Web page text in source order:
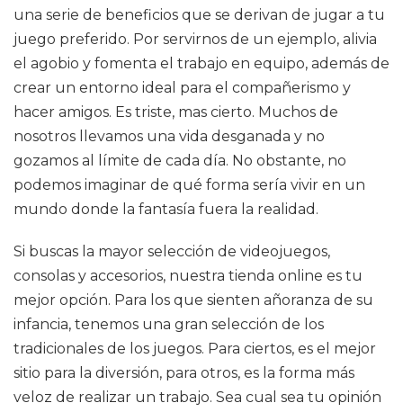
una serie de beneficios que se derivan de jugar a tu
juego preferido. Por servirnos de un ejemplo, alivia
el agobio y fomenta el trabajo en equipo, además de
crear un entorno ideal para el compañerismo y
hacer amigos. Es triste, mas cierto. Muchos de
nosotros llevamos una vida desganada y no
gozamos al límite de cada día. No obstante, no
podemos imaginar de qué forma sería vivir en un
mundo donde la fantasía fuera la realidad.
Si buscas la mayor selección de videojuegos,
consolas y accesorios, nuestra tienda online es tu
mejor opción. Para los que sienten añoranza de su
infancia, tenemos una gran selección de los
tradicionales de los juegos. Para ciertos, es el mejor
sitio para la diversión, para otros, es la forma más
veloz de realizar un trabajo. Sea cual sea tu opinión